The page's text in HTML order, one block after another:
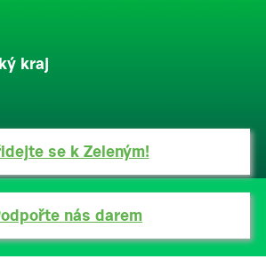
kraj
se k Zeleným!
nás darem